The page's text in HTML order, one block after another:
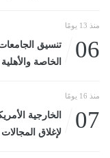
منذ 13 يومًا
06
الخاصة والأهلية
منذ 16 يومًا
07
الخارجية
لإغلاق